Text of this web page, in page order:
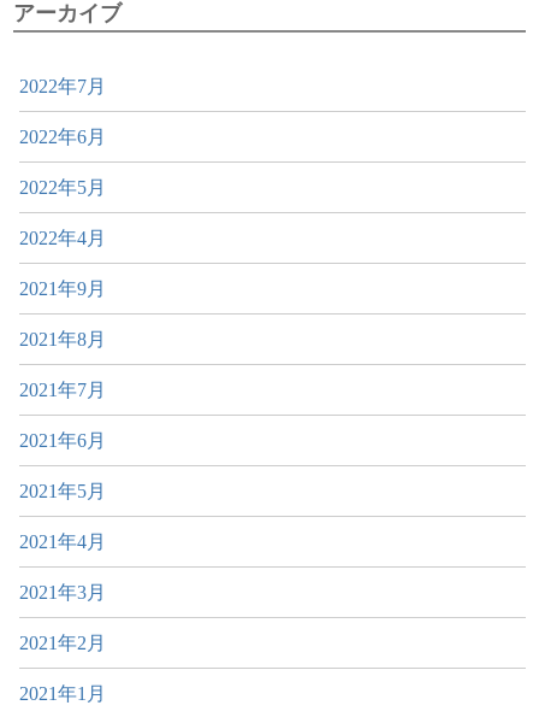
アーカイブ
2022年7月
2022年6月
2022年5月
2022年4月
2021年9月
2021年8月
2021年7月
2021年6月
2021年5月
2021年4月
2021年3月
2021年2月
2021年1月